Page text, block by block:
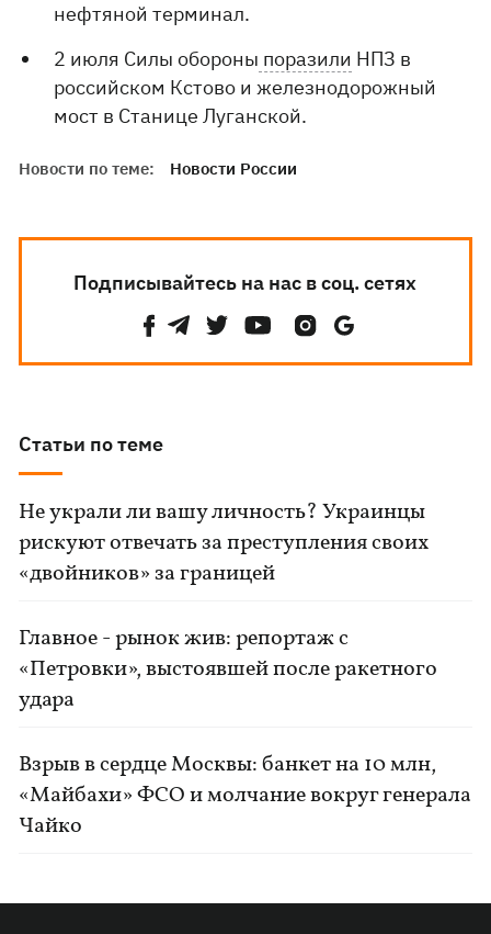
нефтяной терминал.
2 июля Cилы обороны поразили НПЗ в
российском Кстово и железнодорожный
мост в Станице Луганской.
Новости по теме: Новости России
Подписывайтесь на нас в соц. сетях
Статьи по теме
Не украли ли вашу личность? Украинцы
рискуют отвечать за преступления своих
«двойников» за границей
Главное - рынок жив: репортаж с
«Петровки», выстоявшей после ракетного
удара
Взрыв в сердце Москвы: банкет на 10 млн,
«Майбахи» ФСО и молчание вокруг генерала
Чайко